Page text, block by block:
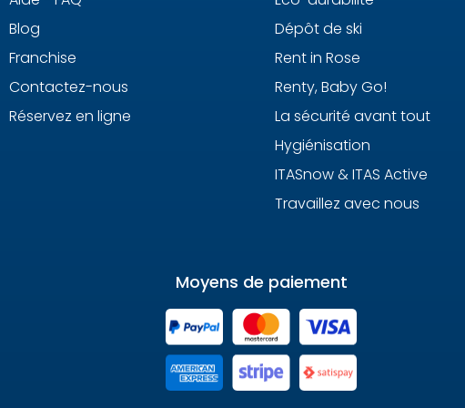
Blog
Franchise
Contactez-nous
Réservez en ligne
Dépôt de ski
Rent in Rose
Renty, Baby Go!
La sécurité avant tout
Hygiénisation
ITASnow & ITAS Active
Travaillez avec nous
Moyens de paiement